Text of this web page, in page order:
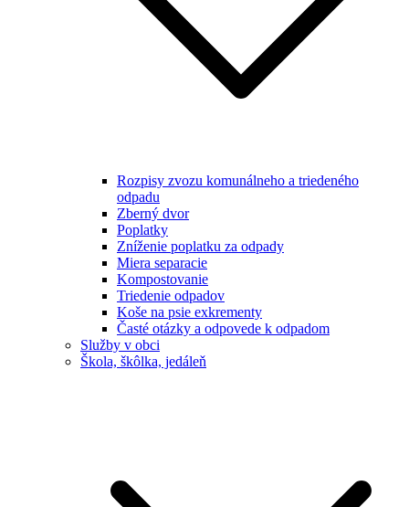
Rozpisy zvozu komunálneho a triedeného
odpadu
Zberný dvor
Poplatky
Zníženie poplatku za odpady
Miera separacie
Kompostovanie
Triedenie odpadov
Koše na psie exkrementy
Časté otázky a odpovede k odpadom
Služby v obci
Škola, škôlka, jedáleň